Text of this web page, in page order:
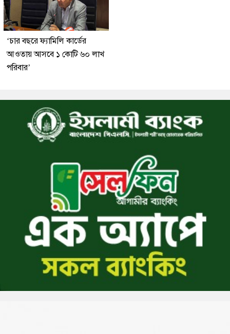
‘চার বছরে ফ্যামিলি কার্ডের
আওতায় আসবে ১ কোটি ৬০ লাখ
পরিবার’